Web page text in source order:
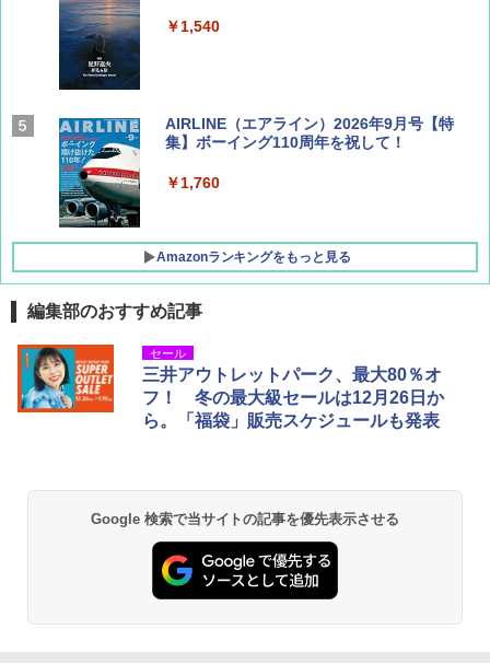
￥1,540
AIRLINE（エアライン）2026年9月号【特
集】ボーイング110周年を祝して！
￥1,760
Amazonランキングをもっと見る
地球の歩き方 スター・ウォーズ
￥2,695
￥2,079
A09 地球の歩き方 イタリア 2026～2027 地
[キャンパーズコレクション 山善] ポップアッ
プテント 傘みたいに広げて畳める パッとサ
ッとサンシェード キューブ フルクローズ メ
ッシュ 簡単設置 ワンタッチテント キャンプ
&ハイキング カーキ PATC-150(KH)
PYKES PEAK (パイクスピーク) 着替えテン
ト プライバシー テント 【中が透けない】 1
人用 折りたたみ 防災グッズ 災害用トイレ ビ
ーチ ピクニック ポップアップテント 携帯 簡
易 トイレテント (オリーブ)
DEWEL パラソル 大型 ビーチ アウトドアパ
ラソル ガーデン サイトシート付 折りたたみ
防水 UVカット 4段階高さ調整 軽量 収納袋付
き
026リニューアル 急速冷凍 空間倍増 衛生的
コンパクト 保冷力長持ち
￥2,980
編集部のおすすめ記事
セール
三井アウトレットパーク、最大80％オ
フ！ 冬の最大級セールは12月26日か
ら。「福袋」販売スケジュールも発表
Google 検索で当サイトの記事を優先表示させる